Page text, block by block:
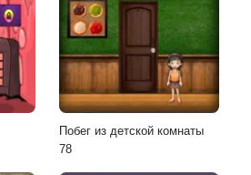
Побег из детской комнаты
78